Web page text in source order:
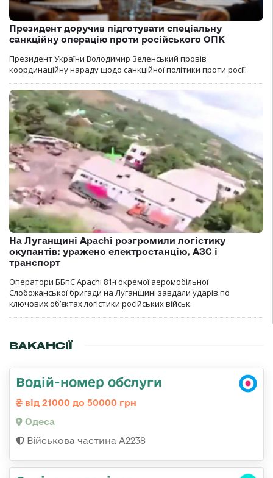
Президент доручив підготувати спеціальну
санкційну операцію проти російського ОПК
Президент України Володимир Зеленський провів
координаційну нараду щодо санкційної політики проти росії.
На Луганщині Apachi розгромили логістику
окупантів: уражено електростанцію, АЗС і
транспорт
Оператори ББпС Apachi 81-ї окремої аеромобільної
Слобожанської бригади на Луганщині завдали ударів по
ключових об’єктах логістики російських військ.
ВАКАНСІЇ
Водій-номер обслуги
від 21000 до 50000 грн
Одеса
Військова частина А2238